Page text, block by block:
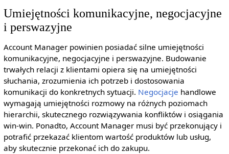
Umiejętności komunikacyjne, negocjacyjne
i perswazyjne
Account Manager powinien posiadać silne umiejętności
komunikacyjne, negocjacyjne i perswazyjne. Budowanie
trwałych relacji z klientami opiera się na umiejętności
słuchania, zrozumienia ich potrzeb i dostosowania
komunikacji do konkretnych sytuacji. Negocjacje handlowe
wymagają umiejętności rozmowy na różnych poziomach
hierarchii, skutecznego rozwiązywania konfliktów i osiągania
win-win. Ponadto, Account Manager musi być przekonujący i
potrafić przekazać klientom wartość produktów lub usług,
aby skutecznie przekonać ich do zakupu.